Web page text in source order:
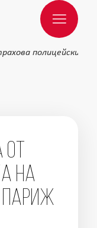
на
Париж